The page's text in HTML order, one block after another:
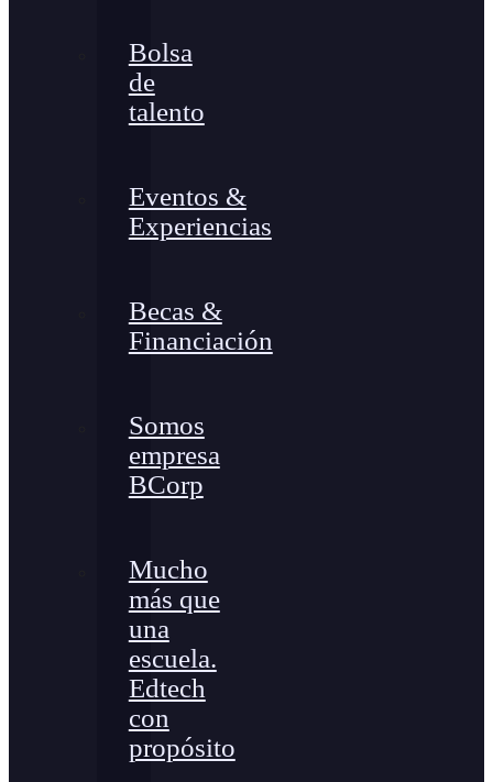
Bolsa
de
talento
Eventos &
Experiencias
Becas &
Financiación
Somos
empresa
BCorp
Mucho
más que
una
escuela.
Edtech
con
propósito